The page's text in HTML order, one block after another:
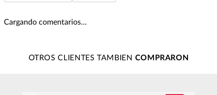
Cargando comentarios…
OTROS CLIENTES TAMBIEN